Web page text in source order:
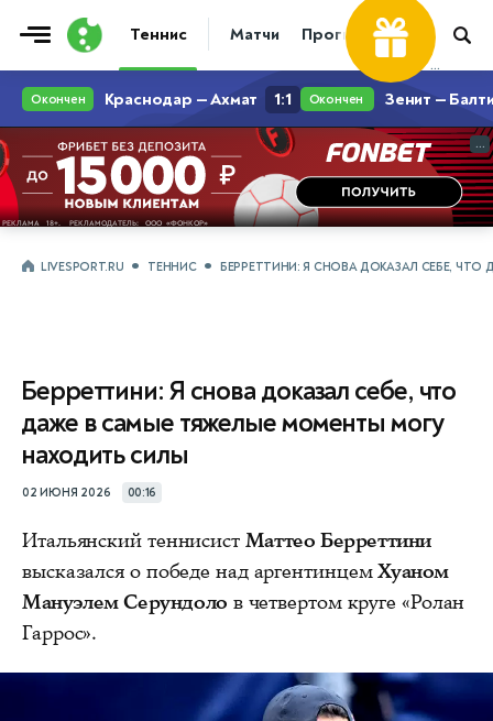
Теннис Матчи Прогнозы Новости
...
...
LIVESPORT.RU ТЕННИС БЕРРЕТТИНИ: Я СНОВА ДОКАЗАЛ СЕБЕ,
Берреттини: Я снова доказал себе, что
даже в самые тяжелые моменты могу
находить силы
02 ИЮНЯ 2026 00:16
Итальянский теннисист Маттео Берреттини
высказался о победе над аргентинцемХуаном
Мануэлем Серундоло в четвертом круге «Ролан
Гаррос».